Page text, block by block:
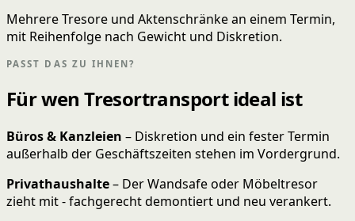
Mehrere Tresore und Aktenschränke an einem Termin,
mit Reihenfolge nach Gewicht und Diskretion.
PASST DAS ZU IHNEN?
Für wen Tresortransport ideal ist
Büros & Kanzleien – Diskretion und ein fester Termin
außerhalb der Geschäftszeiten stehen im Vordergrund.
Privathaushalte– Der Wandsafe oder Möbeltresor
zieht mit - fachgerecht demontiert und neu verankert.